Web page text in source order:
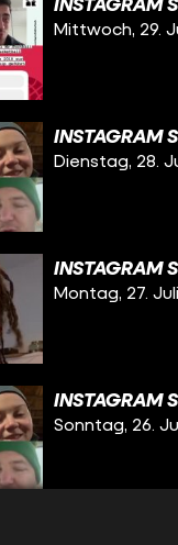
Mittwoch, 29.
INSTAGRAM
Dienstag, 28.
INSTAGRAM
Montag, 27.
INSTAGRAM
Sonntag, 26.